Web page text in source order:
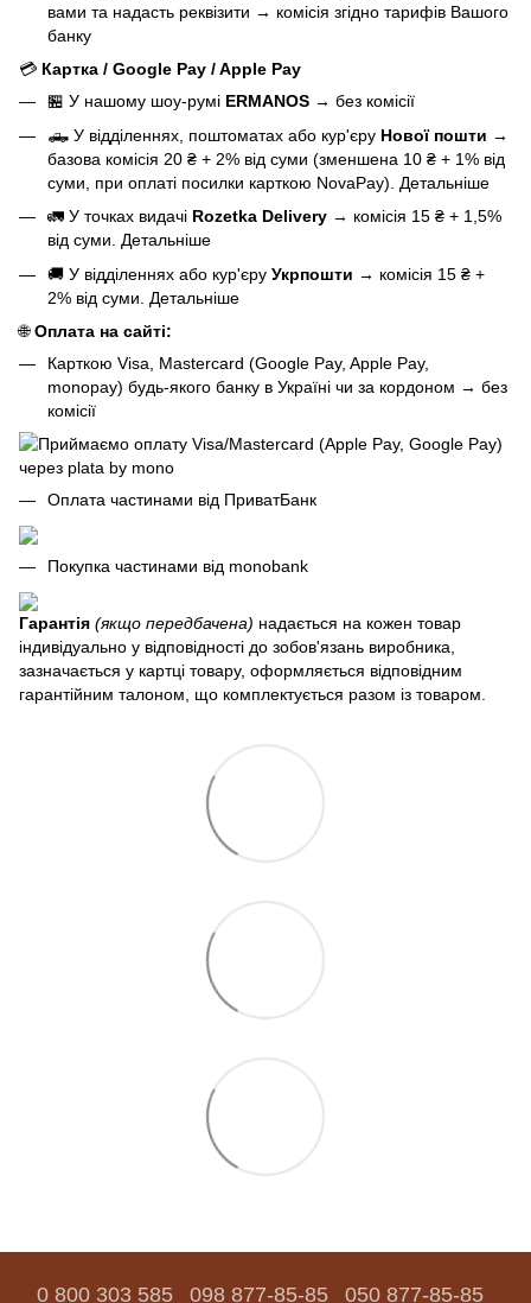
вами та надасть реквізити → комісія згідно тарифів Вашого
банку
💳 Картка / Google Pay / Apple Pay
🏪 У нашому шоу-румі ERMANOS → без комісії
🛻 У відділеннях, поштоматах або кур'єру Нової пошти →
базова комісія 20 ₴ + 2% від суми (зменшена 10 ₴ + 1% від
суми, при оплаті посилки карткою NovaPay). Детальніше
🚛 У точках видачі Rozetka Delivery → комісія 15 ₴ + 1,5%
від суми. Детальніше
🚚 У відділеннях або кур'єру Укрпошти → комісія 15 ₴ +
2% від суми. Детальніше
🌐Оплата на сайті:
Карткою Visa, Mastercard (Google Pay, Apple Pay,
monopay) будь-якого банку в Україні чи за кордоном → без
комісії
Оплата частинами від ПриватБанк
Покупка частинами від monobank
Гарантія (якщо передбачена) надається на кожен товар
індивідуально у відповідності до зобов'язань виробника,
зазначається у картці товару, оформляється відповідним
гарантійним талоном, що комплектується разом із товаром.
0 800 303 585 098 877-85-85 050 877-85-85